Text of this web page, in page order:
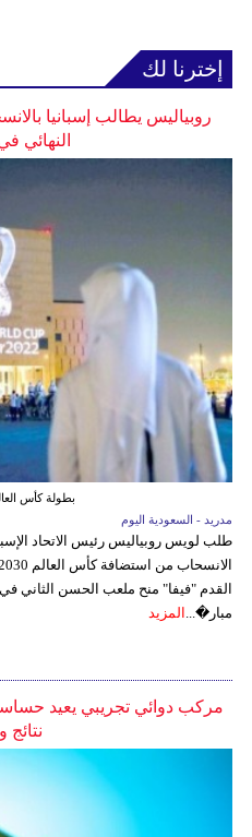
إخترنا لك
روبياليس يطالب إسبانيا
النهائي
بطولة كأس
مدريد - السعودية اليوم
طلب لويس روبياليس رئيس الاتحاد
القدم "فيفا" منح ملعب الحسن الثاني
مبار�... المزيد
مركب دوائي تجريبي يعيد
نتائج